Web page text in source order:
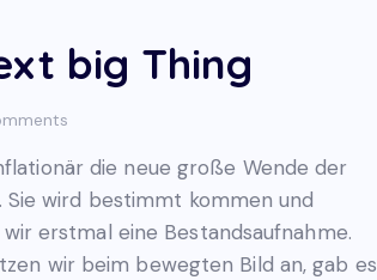
big Thing
die neue große Wende der
Sie wird bestimmt kommen und
erstmal eine Bestandsaufnahme.
wir beim bewegten Bild an, gab es